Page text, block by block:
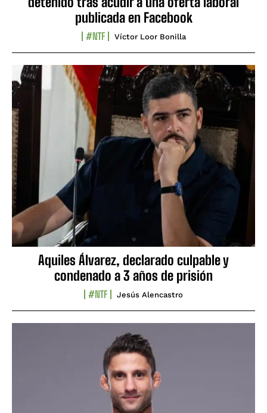
publicada en Facebook
#NTF Víctor Loor Bonilla
Aquiles Álvarez, declarado culpable y
condenado a 3 años de prisión
#NTF Jesús Alencastro